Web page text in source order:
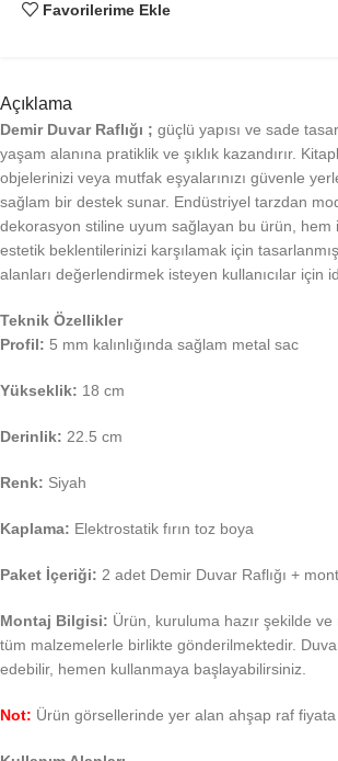
Favorilerime Ekle
Açıklama
Demir Duvar Raflığı ; güçlü yapısı ve sade
yaşam alanına pratiklik ve şıklık kazandırır.
objelerinizi veya mutfak eşyalarınızı güvenle
sağlam bir destek sunar. Endüstriyel tarzdan
dekorasyon stiline uyum sağlayan bu ürün, hem
estetik beklentilerinizi karşılamak için
alanları değerlendirmek isteyen kullanıcılar için
Teknik Özellikler
Profil: 5 mm kalınlığında sağlam metal sac
Yükseklik: 18 cm
Derinlik: 22.5 cm
Renk: Siyah
Kaplama: Elektrostatik fırın toz boya
Paket İçeriği: 2 adet Demir Duvar Raflığı +
Montaj Bilgisi: Ürün, kuruluma hazır şekilde
tüm malzemelerle birlikte gönderilmektedir.
edebilir, hemen kullanmaya başlayabilirsiniz.
Not: Ürün görsellerinde yer alan ahşap raf